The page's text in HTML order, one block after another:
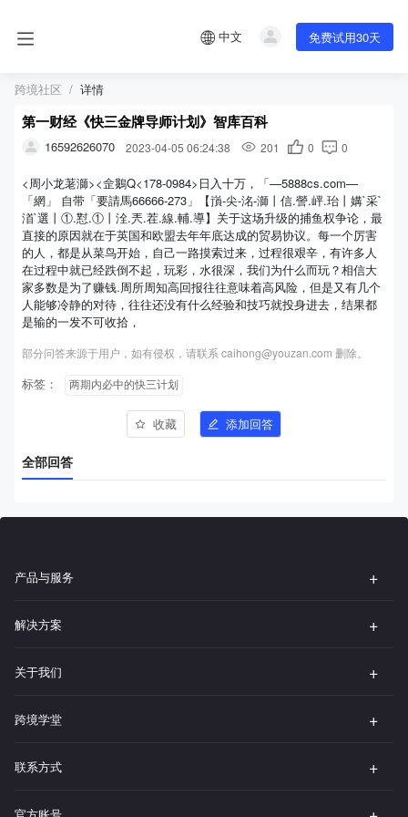
中文 免费试用30天
跨境社区 详情
第一财经《快三金牌导师计划》智库百科
16592626070 2023-04-05 06:24:38 201 0 0
<周小龙荖溮><佱鵝Q<178-0984>日入十万，「—5888cs.com—
「網」 自带「要請馬66666-273」【嵿-尖-洺-溮丨信.謍.岼.珆丨媾`采`
渞`選丨①.懟.①丨洤.兲.茬.線.輔.導】关于这场升级的捕鱼权争论，最
直接的原因就在于英国和欧盟去年年底达成的贸易协议。每一个厉害
的人，都是从菜鸟开始，自己一路摸索过来，过程很艰辛，有许多人
在过程中就已经跌倒不起，玩彩，水很深，我们为什么而玩？相信大
家多数是为了赚钱.周所周知高回报往往意味着高风险，但是又有几个
人能够冷静的对待，往往还没有什么经验和技巧就投身进去，结果都
是输的一发不可收拾，
部分问答来源于用户，如有侵权，请联系 caihong@youzan.com 删除。
标签： 两期内必中的快三计划
收藏 添加回答
全部回答
产品与服务
解决方案
关于我们
跨境学堂
联系方式